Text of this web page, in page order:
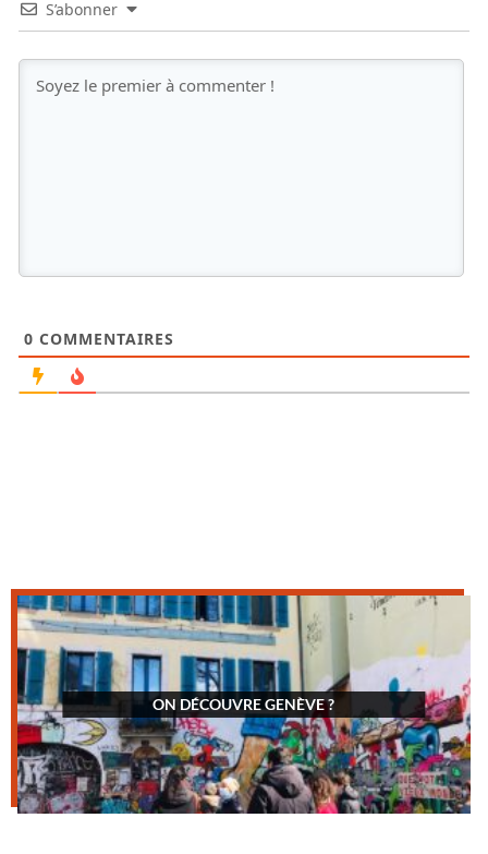
S’abonner
0 COMMENTAIRES
ON DÉCOUVRE GENÈVE ?